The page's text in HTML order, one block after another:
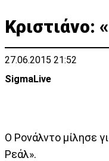
Κριστιάνο:
27.06.2015 21:52
SigmaLive
Ο Ρονάλντο μίλησε
Ρεάλ».